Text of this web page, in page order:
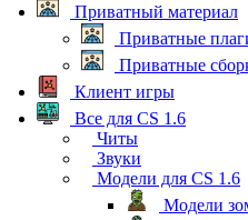
Приватный материал
Приватные
Приватные
Клиент игры
Все для CS 1.6
Читы
Звуки
Модели для CS 1.6
Модели